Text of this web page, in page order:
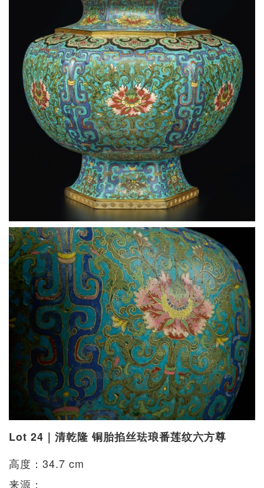
Lot 24｜清乾隆 铜胎掐丝珐琅番莲纹六方尊
高度：34.7 cm
来源：